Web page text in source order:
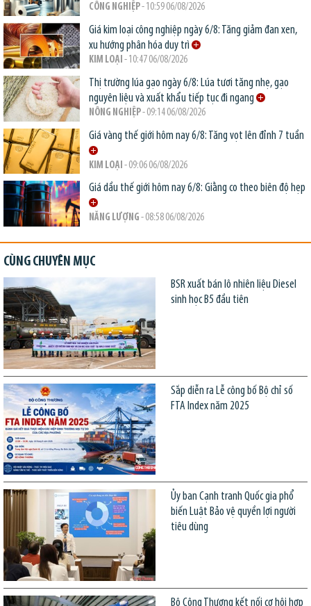
CÔNG NGHIỆP- 10:59 06/08/2026
Giá kim loại công nghiệp ngày 6/8: Tăng giảm đan xen,
xu hướng phân hóa duy trì
KIM LOẠI - 10:47 06/08/2026
Thị trường lúa gạo ngày 6/8: Lúa tươi tăng nhẹ, gạo
nguyên liệu và xuất khẩu tiếp tục đi ngang
NÔNG NGHIỆP- 09:14 06/08/2026
Giá vàng thế giới hôm nay 6/8: Tăng vọt lên đỉnh 7 tuần
KIM LOẠI - 09:06 06/08/2026
Giá dầu thế giới hôm nay 6/8: Giằng co theo biên độ hẹp
NĂNG LƯỢNG - 08:58 06/08/2026
CÙNG CHUYÊN MỤC
BSR xuất bán lô nhiên liệu Diesel
sinh học B5 đầu tiên
Sắp diễn ra Lễ công bố Bộ chỉ số
FTA Index năm 2025
Ủy ban Cạnh tranh Quốc gia phổ
biến Luật Bảo vệ quyền lợi người
tiêu dùng
Bộ Công Thương kết nối cơ hội hợp